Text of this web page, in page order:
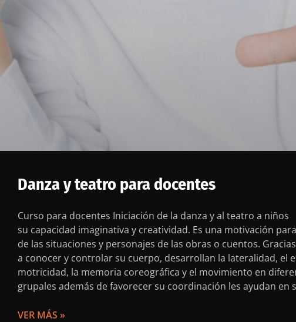
Danza y teatro para docentes
Curso para docentes Iniciación de la danza y al teatro a
su capacidad imaginativa y creatividad. Es una motivación
de las situaciones y personajes de las obras o cuentos.
a conocer y controlar su cuerpo, desarrollan la lateralidad, el
motricidad, la memoria coreográfica y el movimiento en
grupales además de favorecer su coordinación les ayudan en
VER MÁS »